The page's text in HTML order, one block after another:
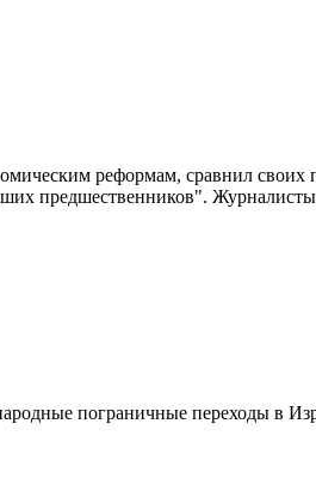
реформам, сравнил
предшественников".
пограничные переходы в